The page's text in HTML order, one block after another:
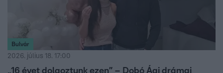
Bulvár
2026. július 18. 17:00
„16 évet dolgoztunk ezen” – Dobó Ági drámai